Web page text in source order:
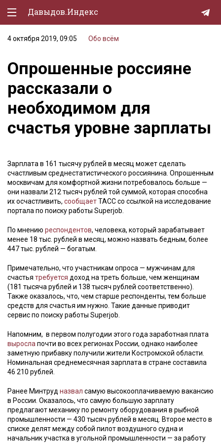
Давыдов.Индекс
Политическая жизнь
Экономика
Природа
Образование
Спорт
Lifestyle
Мурзилка
4 октября 2019, 09:05 Обо всём
Опрошенные россияне
рассказали о
необходимом для
счастья уровне зарплаты
Зарплата в 161 тысячу рублей в месяц может сделать
счастливым среднестатистического россиянина. Опрошенным
москвичам для комфортной жизни потребовалось больше —
они назвали 212 тысяч рублей той суммой, которая способна
их осчастливить, сообщаетТАСС со ссылкой на исследование
портала по поиску работы Superjob.
По мнению респондентов, человека, который зарабатывает
менее 18 тыс. рублей в месяц, можно назвать бедным, более
447 тыс. рублей — богатым.
Примечательно, что участникам опроса — мужчинам для
счастья требуется доход на треть больше, чем женщинам
(181 тысяча рублей и 138 тысяч рублей соответственно).
Также оказалось, что, чем старше респонденты, тем больше
средств для счастья им нужно. Такие данные приводит
сервис по поиску работы Superjob.
Напомним, в первом полугодии этого года заработная плата
выросла почти во всех регионах России, однако наиболее
заметную прибавку получили жители Костромской области.
Номинальная среднемесячная зарплата в стране составила
46 210 рублей.
Ранее Минтруд назвал самую высокооплачиваемую вакансию
в России. Оказалось, что самую большую зарплату
предлагают механику по ремонту оборудования в рыбной
промышленности — 430 тысяч рублей в месяц. Второе место в
списке делят между собой пилот воздушного судна и
начальник участка в угольной промышленности — за работу